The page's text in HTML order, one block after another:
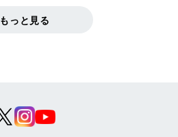
もっと見る